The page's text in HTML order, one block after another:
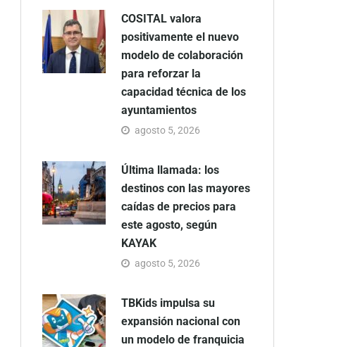
COSITAL valora
positivamente el nuevo
modelo de colaboración
para reforzar la
capacidad técnica de los
ayuntamientos
agosto 5, 2026
Última llamada: los
destinos con las mayores
caídas de precios para
este agosto, según
KAYAK
agosto 5, 2026
TBKids impulsa su
expansión nacional con
un modelo de franquicia